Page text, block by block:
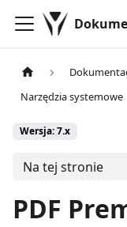
Narzędzia systemowe
Wersja: 7.x
Na tej stronie
PDF